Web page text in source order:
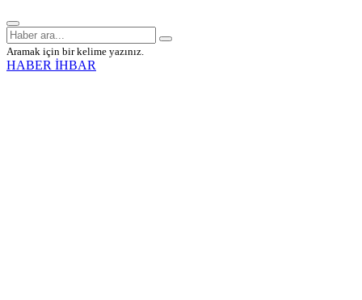
Aramak için bir kelime yazınız.
HABER İHBAR